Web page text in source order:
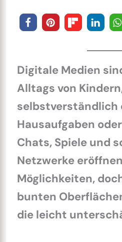
Digitale Medien
Alltags von
selbstverständlich
Hausaufgaben
Chats, Spiele und
Netzwerke
Möglichkeiten,
bunten
die leicht